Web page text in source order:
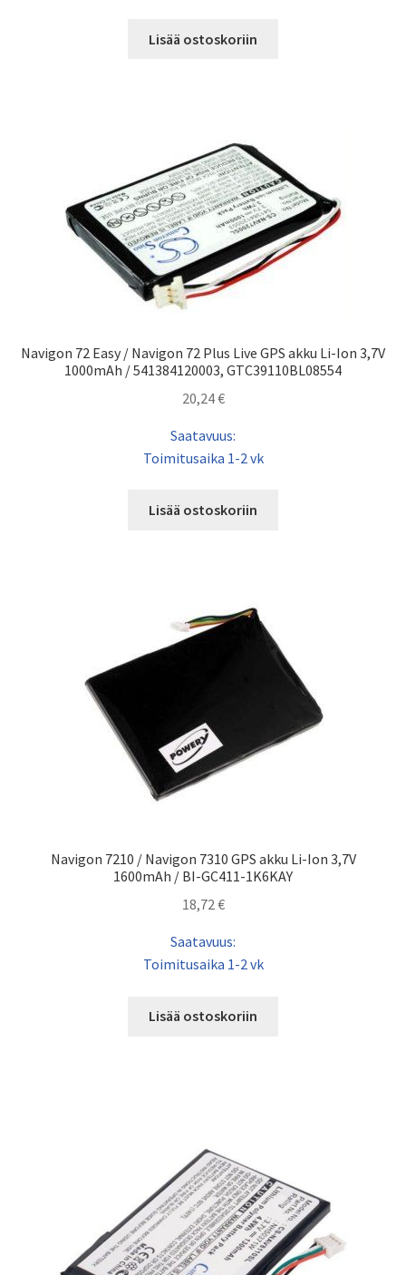
Lisää ostoskoriin
Navigon 72 Easy / Navigon 72 Plus Live GPS akku Li-Ion 3,7V
1000mAh / 541384120003, GTC39110BL08554
20,24€
Saatavuus:
Toimitusaika 1-2 vk
Lisää ostoskoriin
Navigon 7210 / Navigon 7310 GPS akku Li-Ion 3,7V
1600mAh / BI-GC411-1K6KAY
18,72 €
Saatavuus:
Toimitusaika 1-2 vk
Lisää ostoskoriin